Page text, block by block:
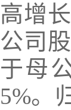
高增
公司
于母
5%。